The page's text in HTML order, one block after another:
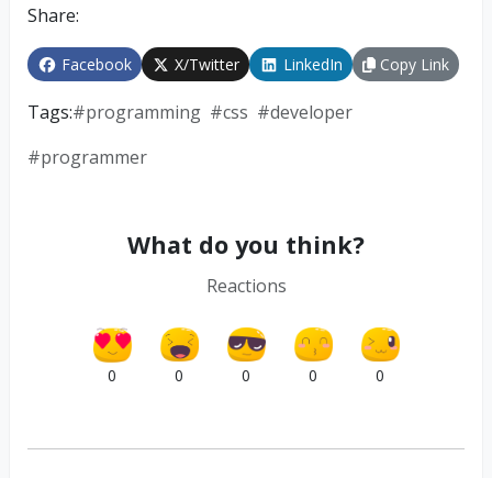
Share:
Facebook X/Twitter LinkedIn Copy Link
Tags:#programming #css #developer
#programmer
What do you think?
Reactions
0 0 0 0 0